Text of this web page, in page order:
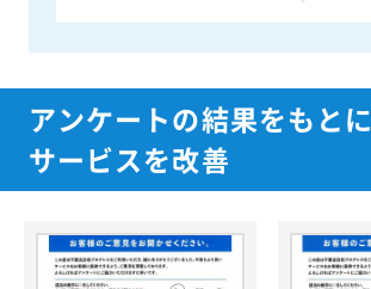
アンケートの結果をもとに
サービスを改善